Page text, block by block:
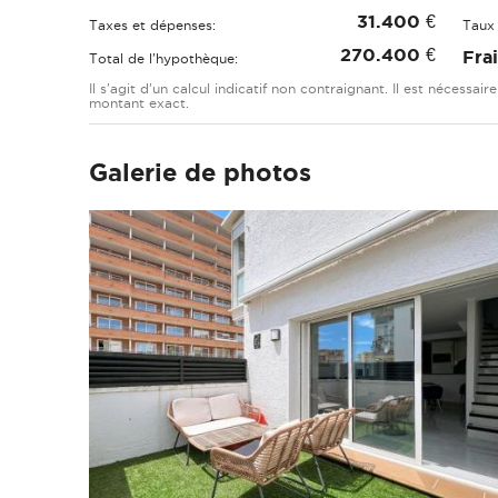
Taxes et dépenses: 31.400 €
Total de l'hypothèque: 270.400 €
Il s'agit d'un calcul indicatif non contraignant. Il est
montant exact.
Galerie de photos